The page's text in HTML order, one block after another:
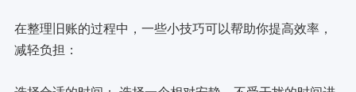
在整理旧账的过程中，一些小技巧可以帮助你提高效率，
减轻负担：